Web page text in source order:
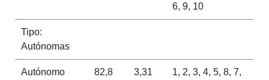
6, 9, 10
Tipo:
Autónomas
Autónomo 82,8 3,31
1, 2, 3, 4, 5, 8, 7,